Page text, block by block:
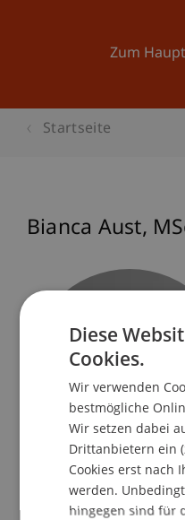
Zum
Startseite
Bianca Aust
Liechtenstein
Diese
Cookies.
Wir verwenden
bestmögliche
Wir setzen dabei
Drittanbietern ein
Cookies erst nach
werden.
hingegen sind für